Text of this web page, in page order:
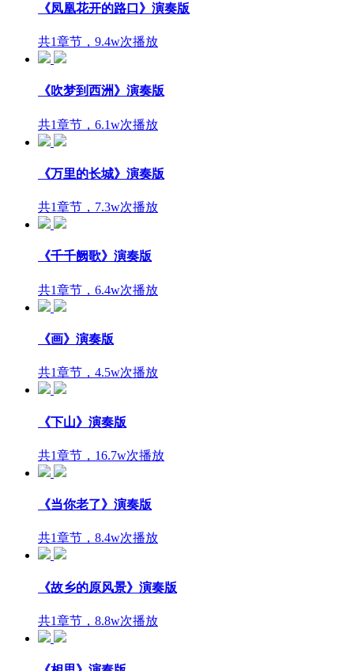
《凤凰花开的路口》演奏版
共1章节，9.4w次播放
《吹梦到西洲》演奏版
共1章节，6.1w次播放
《万里的长城》演奏版
共1章节，7.3w次播放
《千千阙歌》演奏版
共1章节，6.4w次播放
《画》演奏版
共1章节，4.5w次播放
《下山》演奏版
共1章节，16.7w次播放
《当你老了》演奏版
共1章节，8.4w次播放
《故乡的原风景》演奏版
共1章节，8.8w次播放